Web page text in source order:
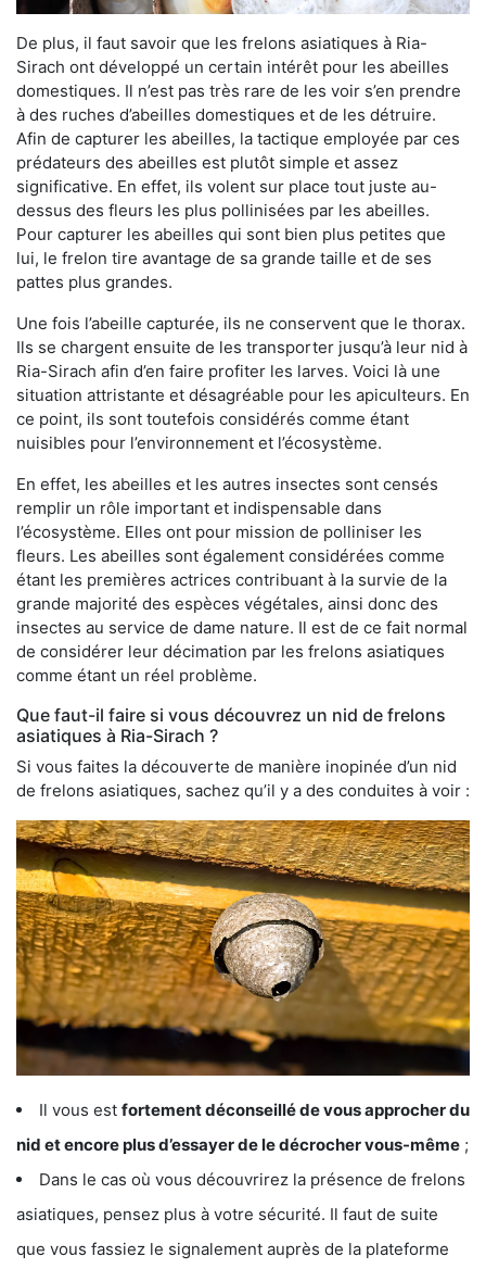
De plus, il faut savoir que les frelons asiatiques à Ria-
Sirach ont développé un certain intérêt pour les abeilles
domestiques. Il n’est pas très rare de les voir s’en prendre
à des ruches d’abeilles domestiques et de les détruire.
Afin de capturer les abeilles, la tactique employée par ces
prédateurs des abeilles est plutôt simple et assez
significative. En effet, ils volent sur place tout juste au-
dessus des fleurs les plus pollinisées par les abeilles.
Pour capturer les abeilles qui sont bien plus petites que
lui, le frelon tire avantage de sa grande taille et de ses
pattes plus grandes.
Une fois l’abeille capturée, ils ne conservent que le thorax.
Ils se chargent ensuite de les transporter jusqu’à leur nid à
Ria-Sirach afin d’en faire profiter les larves. Voici là une
situation attristante et désagréable pour les apiculteurs. En
ce point, ils sont toutefois considérés comme étant
nuisibles pour l’environnement et l’écosystème.
En effet, les abeilles et les autres insectes sont censés
remplir un rôle important et indispensable dans
l’écosystème. Elles ont pour mission de polliniser les
fleurs. Les abeilles sont également considérées comme
étant les premières actrices contribuant à la survie de la
grande majorité des espèces végétales, ainsi donc des
insectes au service de dame nature. Il est de ce fait normal
de considérer leur décimation par les frelons asiatiques
comme étant un réel problème.
Que faut-il faire si vous découvrez un nid de frelons
asiatiques à Ria-Sirach ?
Si vous faites la découverte de manière inopinée d’un nid
de frelons asiatiques, sachez qu’il y a des conduites à voir :
Il vous est fortement déconseillé de vous approcher du
nid et encore plus d’essayer de le décrocher vous-même ;
Dans le cas où vous découvrirez la présence de frelons
asiatiques, pensez plus à votre sécurité. Il faut de suite
que vous fassiez le signalement auprès de la plateforme